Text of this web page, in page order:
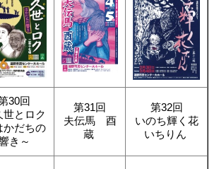
30回
世とロク
かだちの
き～
第31回
夫伝馬 酉
蔵
第32回
いのち輝く花
いちりん